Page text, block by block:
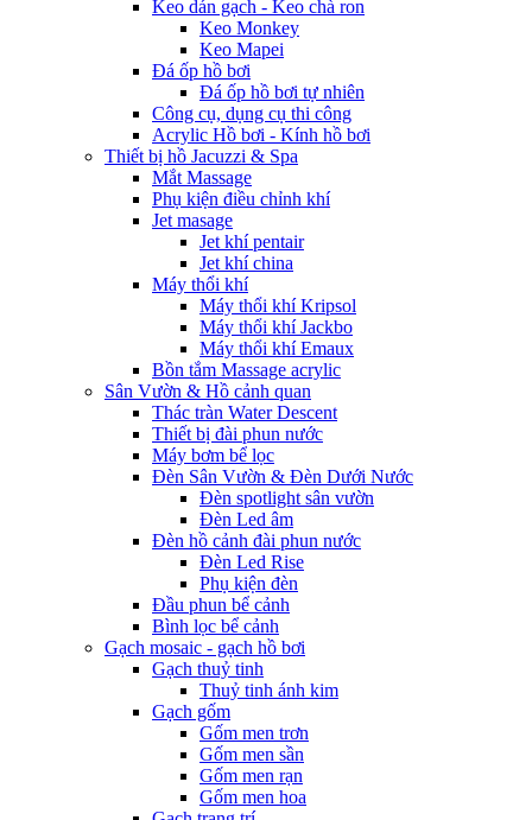
Keo dán gạch - Keo chà ron
Keo Monkey
Keo Mapei
Đá ốp hồ bơi
Đá ốp hồ bơi tự nhiên
Công cụ, dụng cụ thi công
Acrylic Hồ bơi - Kính hồ bơi
Thiết bị hồ Jacuzzi & Spa
Mắt Massage
Phụ kiện điều chỉnh khí
Jet masage
Jet khí pentair
Jet khí china
Máy thổi khí
Máy thổi khí Kripsol
Máy thổi khí Jackbo
Máy thổi khí Emaux
Bồn tắm Massage acrylic
Sân Vườn & Hồ cảnh quan
Thác tràn Water Descent
Thiết bị đài phun nước
Máy bơm bể lọc
Đèn Sân Vườn & Đèn Dưới Nước
Đèn spotlight sân vườn
Đèn Led âm
Đèn hồ cảnh đài phun nước
Đèn Led Rise
Phụ kiện đèn
Đầu phun bể cảnh
Bình lọc bể cảnh
Gạch mosaic - gạch hồ bơi
Gạch thuỷ tinh
Thuỷ tinh ánh kim
Gạch gốm
Gốm men trơn
Gốm men sần
Gốm men rạn
Gốm men hoa